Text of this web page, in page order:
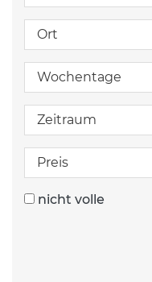
Ort
Wochentage
Zeitraum
Preis
nicht volle